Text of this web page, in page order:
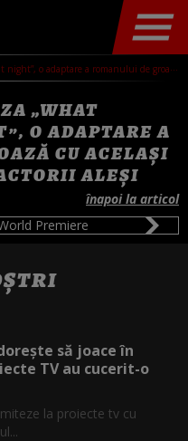
a romanului de groază cu același nume. cine sunt actorii aleși
„WHAT
O ADAPTARE A
CU ACELAȘI
ALEȘI
înapoi la articol
să joace în
TV au cucerit-o
la proiecte tv cu